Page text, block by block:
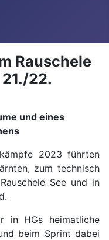
Rauschele
22.
und eines
2023 führten
zum technisch
See und in
in HGs heimatliche
beim Sprint dabei